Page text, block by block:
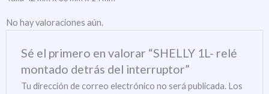
No hay valoraciones aún.
Sé el primero en valorar “SHELLY 1L- relé
montado detrás del interruptor”
Tu dirección de correo electrónico no será publicada. Los